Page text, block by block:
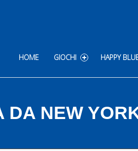
HOME
GIOCHI HAPPY
DA NEW